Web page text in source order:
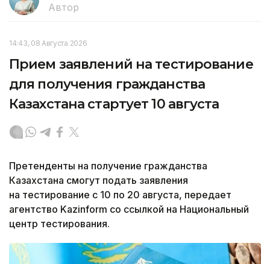
Автор
14:43, 08 Августа 2026
Прием заявлений на тестирование
для получения гражданства
Казахстана стартует 10 августа
Претенденты на получение гражданства
Казахстана смогут подать заявления
на тестирование с 10 по 20 августа, передает
агентство Kazinform со ссылкой на Национальный
центр тестирования.